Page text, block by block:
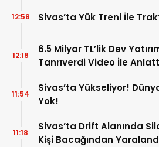
Sivas’ta Yük Treni İle
12:58
6.5 Milyar TL’lik Dev
Tanrıverdi Video İle
12:18
Sivas’ta Yükseliyor!
Yok!
11:54
Sivas’ta Drift Alanında
Kişi Bacağından
11:18